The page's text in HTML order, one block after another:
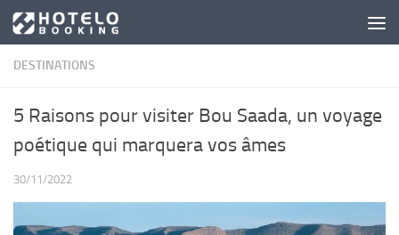
Skip to content
DESTINATIONS
5 Raisons pour visiter Bou Saada, un voyage
poétique qui marquera vos âmes
30/11/2022